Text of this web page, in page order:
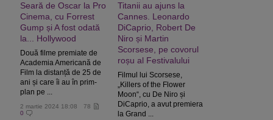
Seară de Oscar la Pro
Cinema, cu Forrest
Gump și A fost odată
la... Hollywood
Două filme premiate de
Academia Americană de
Film la distanță de 25 de
ani și care îi au în prim-
plan pe ...
2 martie 2024 18:08
78
0
Titanii au ajuns la
Cannes. Leonardo
DiCaprio, Robert De
Niro și Martin
Scorsese, pe covorul
roșu al Festivalului
Filmul lui Scorsese,
„Killers of the Flower
Moon“, cu De Niro și
DiCaprio, a avut premiera
la Grand ...